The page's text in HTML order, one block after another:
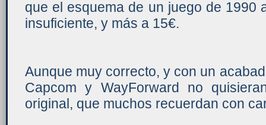
que el esquema de un juego de 1990
insuficiente, y más a 15€.
Aunque muy correcto, y con un
Capcom y WayForward no
original, que muchos recuerdan con